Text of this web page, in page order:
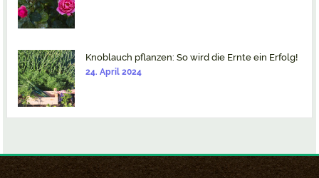
Knoblauch pflanzen: So wird die Ernte ein Erfolg!
24. April 2024